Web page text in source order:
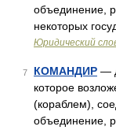
объединение,
некоторых
Юридический
7 КОМАНДИР —
которое
(кораблем),
объединение,